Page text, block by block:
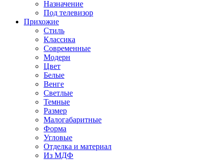
Назначение
Под телевизор
Прихожие
Стиль
Классика
Современные
Модерн
Цвет
Белые
Венге
Светлые
Темные
Размер
Малогабаритные
Форма
Угловые
Отделка и материал
Из МДФ